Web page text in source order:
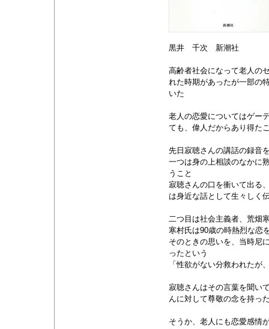
黒井 千次 新潮社
高齢者社会になって老人の
れた時期があったが一部の
いた
老人の恋愛についてはゲー
ても、偉人だからあり得た
先日寂聴さんの講話の録音
一つは身の上相談のなかに
うこと
寂聴さんの口を衝いて出る
は身近な話として生々しく
二つ目は社会主義者、荒畑
寒村氏は90歳の時熱烈な恋
そのときの思いを、当時尼
ったという
「性欲がない分救われたが
寂聴さんはその言葉を聞い
んに対して尊敬の念を持っ
そうか、老人にも恋愛感情